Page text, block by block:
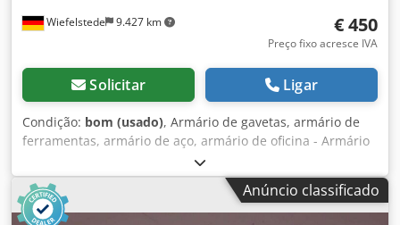
Wiefelstede 9.427 km € 450
Preço fixo acresce IVA
Solicitar Ligar
Condição: bom (usado), Armário de gavetas, armário de
ferramentas, armário de aço, armário de oficina - Armário
de ferramentas: armário com gavetas, construção robusta
- 7 gavetas: divisão/altura ver fotos, tampo superior
rebatível - Trancável: sem chave Cjdpjrb E Hiefx Ah Terf -
Dimensões: LxPxA 600/620/H960 mm - Peso: 105 kg
Anúncio classificado